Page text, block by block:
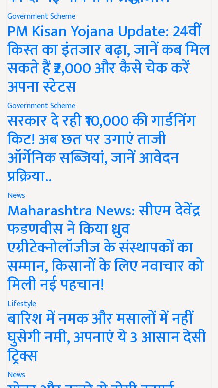
Government Scheme
PM Kisan Yojana Update: 24वीं
किस्त का इंतजार बढ़ा, जानें कब मिल
सकते हैं ₹2,000 और कैसे चेक करें
अपना स्टेटस
Government Scheme
सरकार दे रही ₹10,000 की गार्डनिंग
किट! अब छत पर उगाएं ताजी
ऑर्गेनिक सब्जियां, जानें आवेदन
प्रक्रिया..
News
Maharashtra News: सीएम देवेंद्र
फडणवीस ने किया ध्रुव
एग्रीटेक्नोलॉजीज के संस्थापकों का
सम्मान, किसानों के लिए नवाचार को
मिली नई पहचान!
Lifestyle
बारिश में नमक और मसालों में नहीं
घुसेगी नमी, अपनाएं ये 3 आसान देसी
ट्रिक्स
News